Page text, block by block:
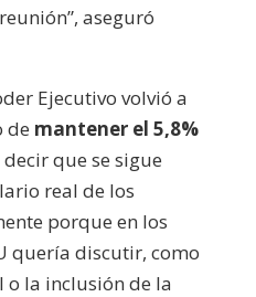
aseguró
Ejecutivo volvió a
de mantener el 5,8%
decir que se sigue
real de los
porque en los
quería discutir, como
o la inclusión de la